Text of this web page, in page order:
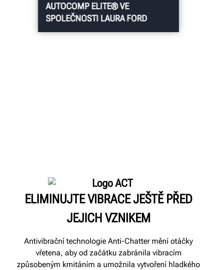
AUTOCOMP ELITE® VE
SPOLEČNOSTI LAURA FORD
ELIMINUJTE VIBRACE JEŠTĚ PŘED
JEJICH VZNIKEM
Antivibrační technologie Anti-Chatter mění otáčky
vřetena, aby od začátku zabránila vibracím
způsobeným kmitáním a umožnila vytvoření hladkého